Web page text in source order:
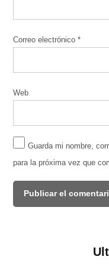
Correo electrónico*
Web
Guarda mi nombre,
para la próxima vez que